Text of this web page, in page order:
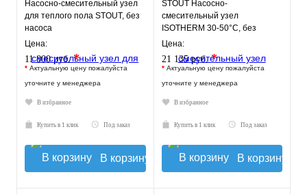
Насосно-смесительный узел
для теплого пола STOUT, без
насоса
Цена:
11 800 руб.*
* Актуальную цену пожалуйста
уточните у менеджера
В избранное
Купить в 1 клик Под заказ
В корзину
STOUT Насосно-
смесительный узел
ISOTHERM 30-50°C, без
насоса.
Цена:
21 135 руб.*
* Актуальную цену пожалуйста
уточните у менеджера
В избранное
Купить в 1 клик Под заказ
В корзину